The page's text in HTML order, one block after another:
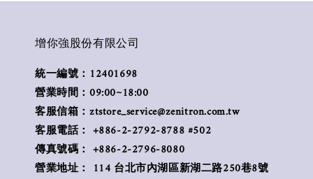
增你強股份有限公司
統一編號：12401698
營業時間：09:00~18:00
客服信箱：ztstore_service@zenitron.com.tw
客服電話： +886-2-2792-8788 #502
傳真號碼： +886-2-2796-8080
營業地址： 114 台北市內湖區新湖二路250巷8號